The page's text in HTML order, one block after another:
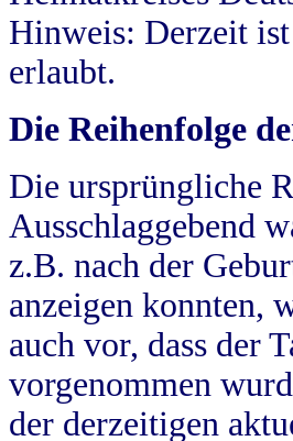
Hinweis: Derzeit
erlaubt.
Die Reihenfolge
Die ursprüngliche
Ausschlaggebend
z.B. nach der
anzeigen konnten,
auch vor, dass der
vorgenommen
der derzeitigen